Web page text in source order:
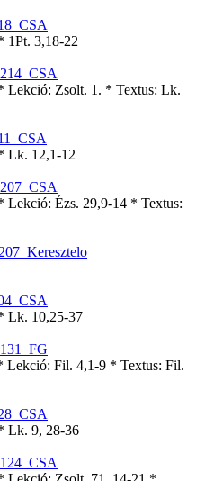
1Pt. 3,18-22
Lekció: Zsolt. 1. * Textus: Lk.
Lk. 12,1-12
Lekció: Ézs. 29,9-14 * Textus:
Lk. 10,25-37
Lekció: Fil. 4,1-9 * Textus: Fil.
Lk. 9, 28-36